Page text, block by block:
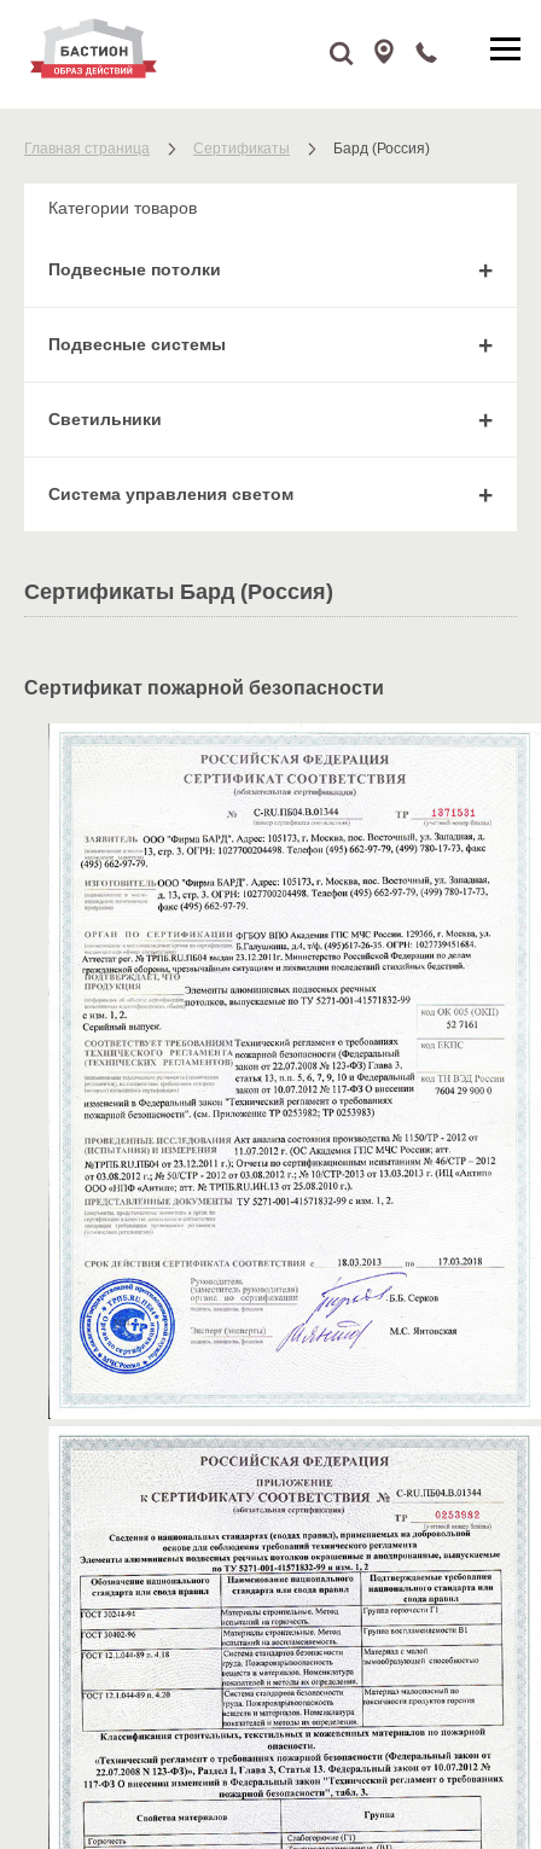
Главная страница Сертификаты Бард (Россия)
Категории товаров
Подвесные потолки
Подвесные системы
Cветильники
Система управления светом
Сертификаты Бард (Россия)
Сертификат пожарной безопасности